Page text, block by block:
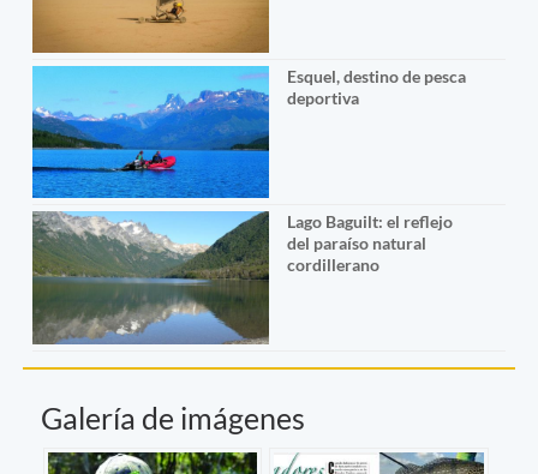
Esquel, destino de pesca
deportiva
Lago Baguilt: el reflejo
del paraíso natural
cordillerano
Galería de imágenes